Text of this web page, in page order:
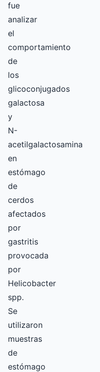
fue
analizar
el
comportamiento
de
los
glicoconjugados
galactosa
y
N-
acetilgalactosamina
en
estómago
de
cerdos
afectados
por
gastritis
provocada
por
Helicobacter
spp.
Se
utilizaron
muestras
de
estómago